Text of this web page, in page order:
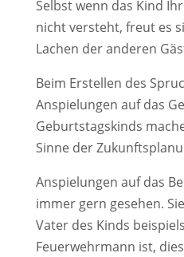
Selbst wenn das Kind
nicht versteht, freut es
Lachen der anderen
Beim Erstellen des
Anspielungen auf das
Geburtstagskinds
Sinne der
Anspielungen auf das
immer gern gesehen.
Vater des Kinds
Feuerwehrmann ist,